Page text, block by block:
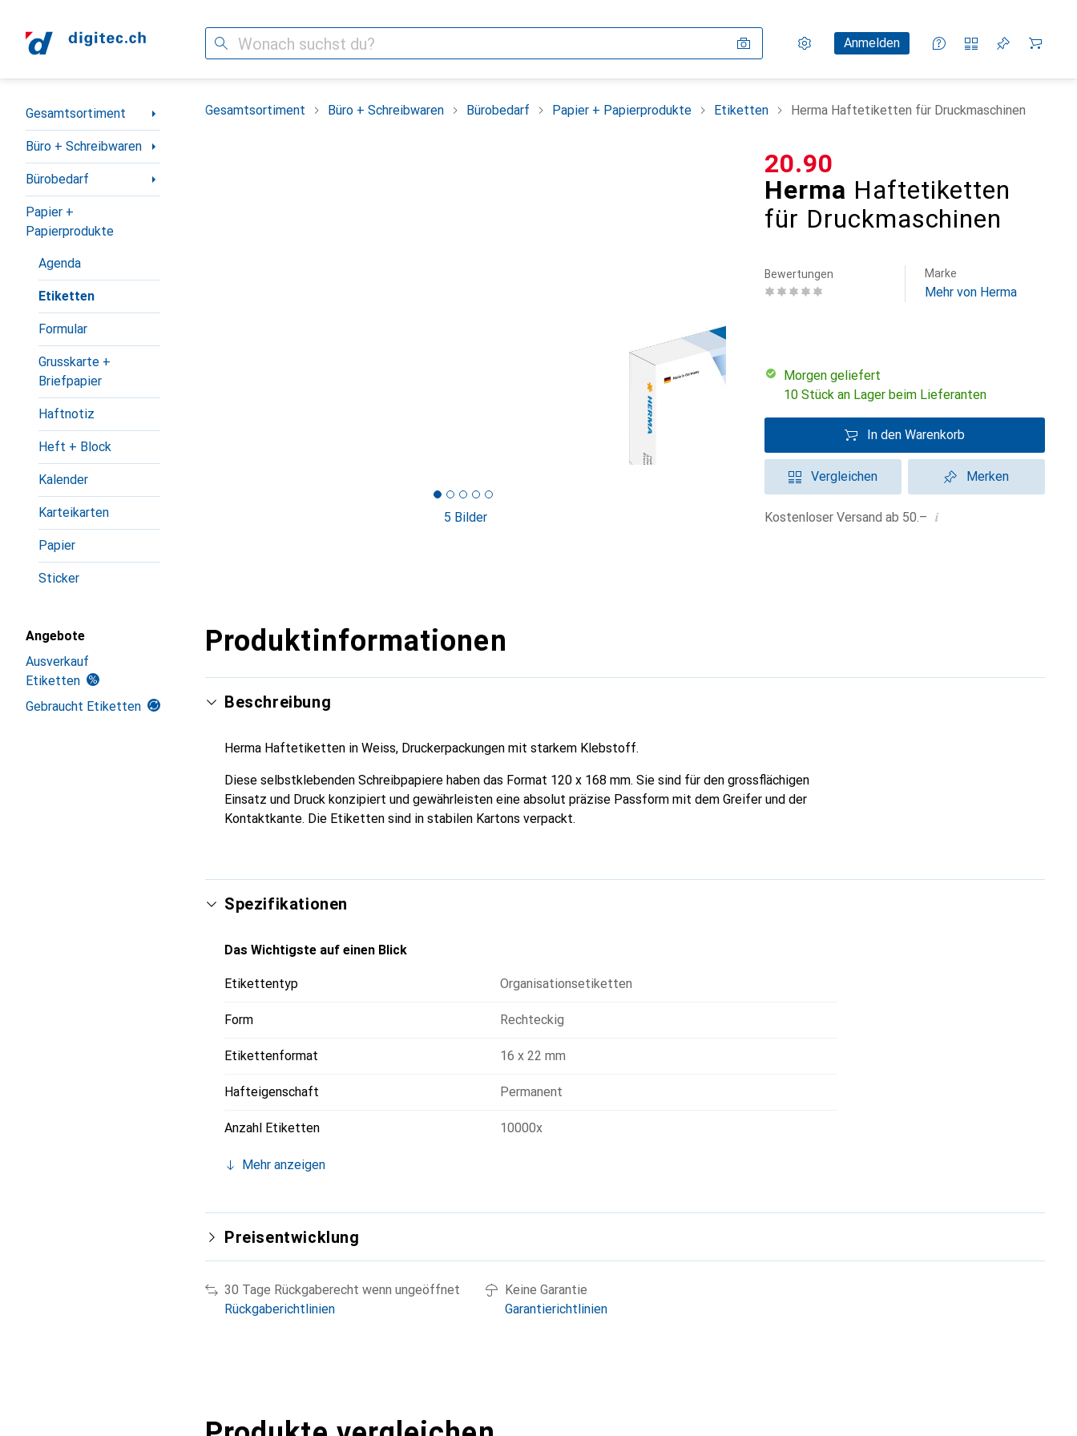
Suche Einstellungen
KundenkontoAnmelden
Vergleichslisten
Merklisten
Warenkorb
Navigation nach Kategorien
Gesamtsortiment
Büro + Schreibwaren
Bürobedarf
Papier +
Papierprodukte
Agenda
Etiketten
Formular
Grusskarte +
Briefpapier
Haftnotiz
Heft + Block
Kalender
Karteikarten
Papier
Sticker
Angebote
Ausverkauf
Etiketten
Gebraucht Etiketten
Gesamtsortiment Büro + Schreibwaren Bürobedarf Papier + Papierprodukte Etiketten Herma Haftetiketten für Druckmaschinen
5 Bilder
Herma Haftetiketten
für Druckmaschinen
CHF
20.90
Bewertungen Marke
Mehr von Herma
morgen geliefert
10 Stück an Lager beim Lieferanten
In den Warenkorb
Vergleichen Merken
Kostenloser Versand ab 50.– i
Produktinformationen
Beschreibung
Herma Haftetiketten in Weiss, Druckerpackungen mit starkem Klebstoff.
Diese selbstklebenden Schreibpapiere haben das Format 120 x 168 mm. Sie sind für den grossflächigen
Einsatz und Druck konzipiert und gewährleisten eine absolut präzise Passform mit dem Greifer und der
Kontaktkante. Die Etiketten sind in stabilen Kartons verpackt.
Spezifikationen
Das Wichtigste auf einen Blick
Etikettentyp Organisationsetiketten
Form Rechteckig
Etikettenformat 16 x 22 mm
Hafteigenschaft Permanent
Anzahl Etiketten 10000x
Mehr anzeigen
Preisentwicklung
30 Tage Rückgaberecht wenn ungeöffnet
Rückgaberichtlinien
Keine Garantie
Garantierichtlinien